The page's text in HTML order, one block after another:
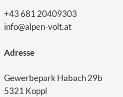
+43 681 20409303
info@alpen-volt.at
Adresse
Gewerbepark Habach 29b
5321 Koppl